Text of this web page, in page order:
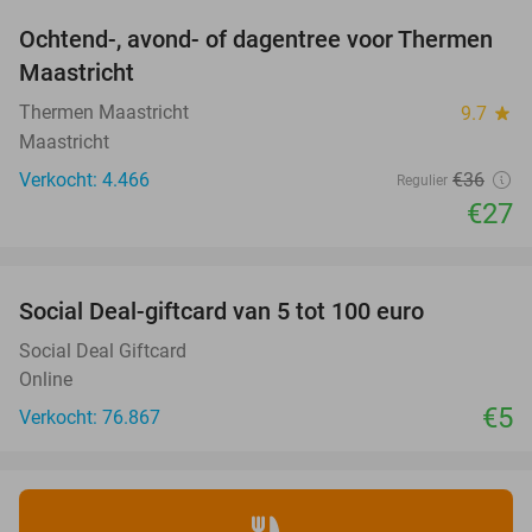
25%
Ochtend-, avond- of dagentree voor Thermen
Maastricht
Thermen Maastricht 9.7 star
Maastricht
Verkocht: 4.466
Regulier €36
€27
Social Deal-giftcard van 5 tot 100 euro
Social Deal Giftcard
Online
Verkocht: 76.867
€5